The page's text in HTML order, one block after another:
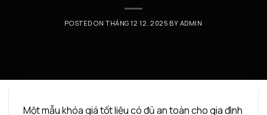
POSTED ON THÁNG 12 12, 2025 BY ADMIN
Một mẫu khóa giá tốt liệu có đủ an toàn cho gia đình